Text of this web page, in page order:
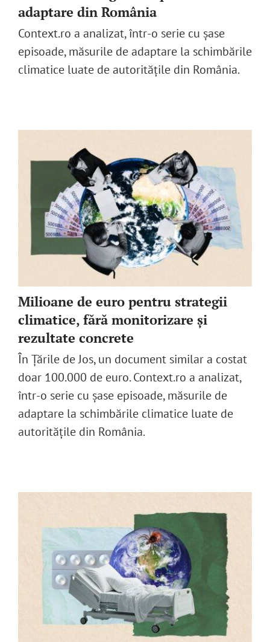
adaptare din România
Context.ro a analizat, într-o serie cu șase
episoade, măsurile de adaptare la schimbările
climatice luate de autoritățile din România.
Milioane de euro pentru strategii
climatice, fără monitorizare și
rezultate concrete
În Țările de Jos, un document similar a costat
doar 100.000 de euro. Context.ro a analizat,
într-o serie cu șase episoade, măsurile de
adaptare la schimbările climatice luate de
autoritățile din România.